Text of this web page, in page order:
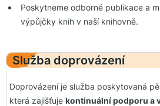
Poskytneme odborné publikace a
výpůjčky knih v naší knihovně.
Služba doprovázení
Doprovázení je služba poskytovaná
která zajišťuje kontinuální podporu a